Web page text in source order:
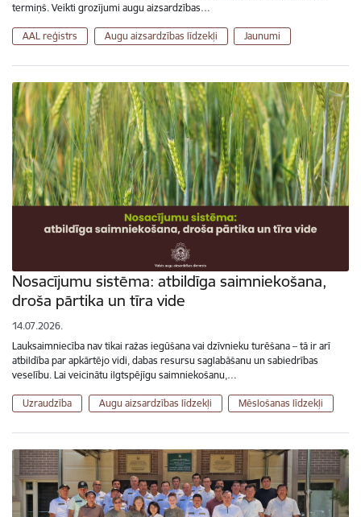
termiņš. Veikti grozījumi augu aizsardzības…
AAL reģistrs Augu aizsardzības līdzekļi Jaunumi
Nosacījumu sistēma: atbildīga saimniekošana,
droša pārtika un tīra vide
14.07.2026.
Lauksaimniecība nav tikai ražas iegūšana vai dzīvnieku turēšana – tā ir arī
atbildība par apkārtējo vidi, dabas resursu saglabāšanu un sabiedrības
veselību. Lai veicinātu ilgtspējīgu saimniekošanu,…
Uzraudzība Augu aizsardzības līdzekļi Mēslošanas līdzekļi